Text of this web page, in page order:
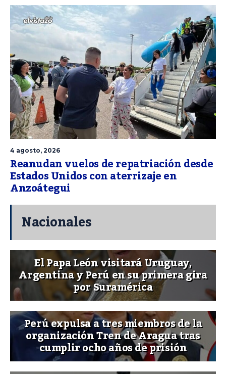
4 agosto, 2026
Reanudan vuelos de repatriación desde
Estados Unidos con aterrizaje en
Anzoátegui
Nacionales
El Papa León visitará Uruguay,
Argentina y Perú en su primera gira
por Suramérica
Perú expulsa a tres miembros de la
organización Tren de Aragua tras
cumplir ocho años de prisión